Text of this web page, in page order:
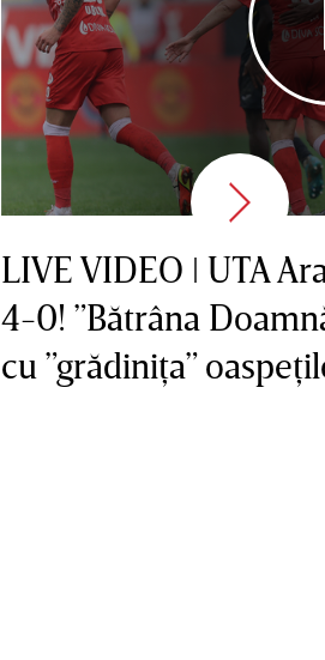
LIVE VIDEO ǀ UTA
4-0! ”Bătrâna
cu ”grădiniţa”